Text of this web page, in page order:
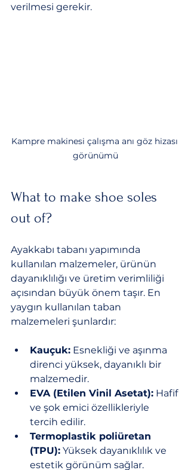
verilmesi gerekir.
Kampre makinesi çalışma anı göz hizası
görünümü
What to make shoe soles
out of?
Ayakkabı tabanı yapımında
kullanılan malzemeler, ürünün
dayanıklılığı ve üretim verimliliği
açısından büyük önem taşır. En
yaygın kullanılan taban
malzemeleri şunlardır:
Kauçuk: Esnekliği ve aşınma
direnci yüksek, dayanıklı bir
malzemedir.
EVA (Etilen Vinil Asetat): Hafif
ve şok emici özellikleriyle
tercih edilir.
Termoplastik poliüretan
(TPU): Yüksek dayanıklılık ve
estetik görünüm sağlar.